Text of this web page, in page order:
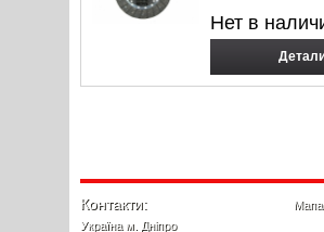
Нет в
Контакти:
Україна м. Дніпро
Мапа